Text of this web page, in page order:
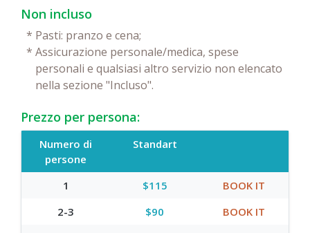
Non incluso
* Pasti: pranzo e cena;
* Assicurazione personale/medica, spese
personali e qualsiasi altro servizio non elencato
nella sezione "Incluso".
Prezzo per persona:
Numero di
persone
Standart
1 $115
BOOK IT
2-3
$90
BOOK IT